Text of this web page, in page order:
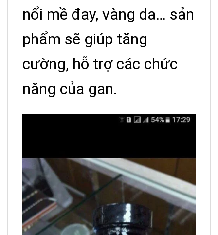
nổi mề đay, vàng da… sản
phẩm sẽ giúp tăng
cường, hỗ trợ các chức
năng của gan.